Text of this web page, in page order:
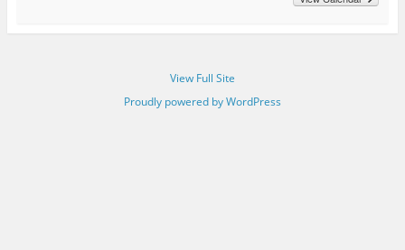
View Full Site
Proudly powered by WordPress